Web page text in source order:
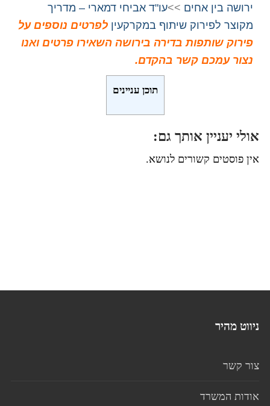
ירושה בין אחים >>עו"ד אביחי דמארי – מדריך
מקוצר לפירוק שיתוף במקרקעין לפרטים נוספים על
פירוק שותפות בדירה בירושה השאירו פרטים ואנו
נצור עמכם קשר בהקדם.
תוכן עניינים
אולי יעניין אותך גם:
אין פוסטים קשורים לנושא.
ניווט מהיר
צור קשר
אודות המשרד